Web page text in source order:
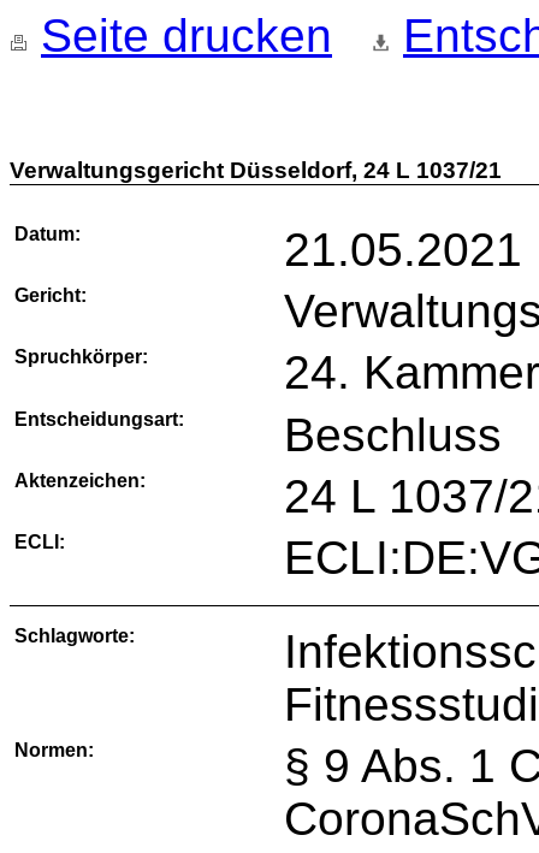
Seite drucken
Verwaltungsgericht Düsseldorf, 24 L 1037/21
Datum: 21.05.2021
Gericht:
Spruchkörper: 24.
Entscheidungsart: Beschluss
Aktenzeichen: 24 L 1037/
ECLI:
Schlagworte:
Normen:
§ 9 Abs. 1